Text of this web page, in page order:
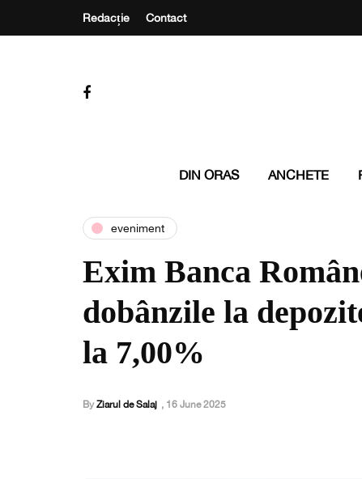
Redacție Contact
DIN ORAS ANCHETE
eveniment
Exim Banca
dobânzile la
la 7,00%
By Ziarul de Salaj , 16 June 2025